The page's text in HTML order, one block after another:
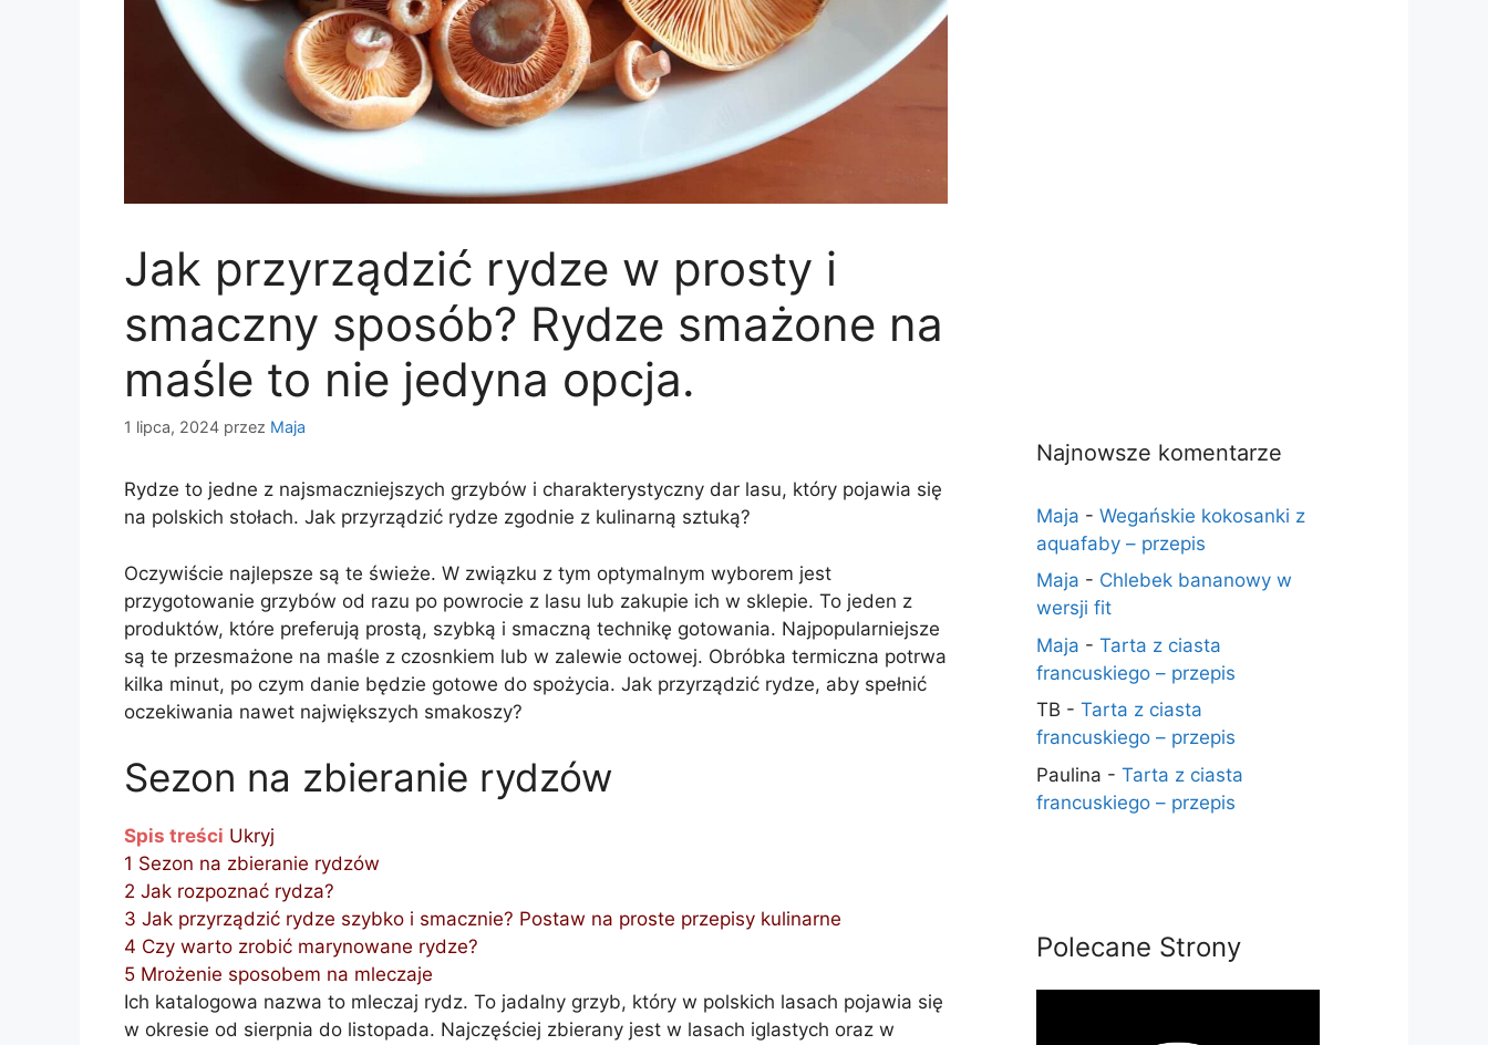
Jak przyrządzić rydze w prosty i
smaczny sposób? Rydze smażone na
maśle to nie jedyna opcja.
1 lipca, 2024 przez Maja
Rydze to jedne z najsmaczniejszych grzybów i charakterystyczny dar lasu, który pojawia się
na polskich stołach. Jak przyrządzić rydze zgodnie z kulinarną sztuką?
Oczywiście najlepsze są te świeże. W związku z tym optymalnym wyborem jest
przygotowanie grzybów od razu po powrocie z lasu lub zakupie ich w sklepie. To jeden z
produktów, które preferują prostą, szybką i smaczną technikę gotowania. Najpopularniejsze
są te przesmażone na maśle z czosnkiem lub w zalewie octowej. Obróbka termiczna potrwa
kilka minut, po czym danie będzie gotowe do spożycia. Jak przyrządzić rydze, aby spełnić
oczekiwania nawet największych smakoszy?
Sezon na zbieranie rydzów
Spis treści Ukryj
1 Sezon na zbieranie rydzów
2 Jak rozpoznać rydza?
3 Jak przyrządzić rydze szybko i smacznie? Postaw na proste przepisy kulinarne
4 Czy warto zrobić marynowane rydze?
5 Mrożenie sposobem na mleczaje
Ich katalogowa nazwa to mleczaj rydz. To jadalny grzyb, który w polskich lasach pojawia się
w okresie od sierpnia do listopada. Najczęściej zbierany jest w lasach iglastych oraz w
Najnowsze komentarze
Maja - Wegańskie kokosanki z
aquafaby – przepis
Maja - Chlebek bananowy w
wersji fit
Maja - Tarta z ciasta
francuskiego – przepis
TB - Tarta z ciasta
francuskiego – przepis
Paulina - Tarta z ciasta
francuskiego – przepis
Polecane Strony